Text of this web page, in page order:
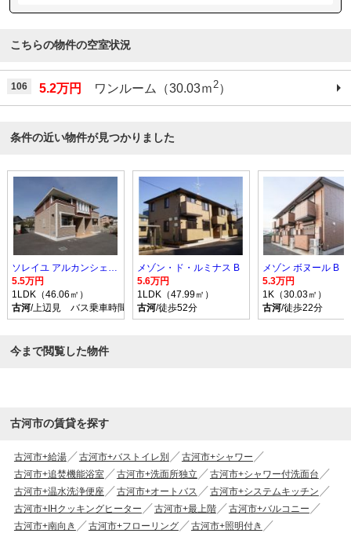
こちらの物件の空室状況
106 5.2万円 ワンルーム（30.03ｍ2）
条件の近い物件が見つかりました
ソレイユ アルカンシェル Ｂ
5.5万円
1LDK（46.06㎡）
古河/上辺見 バス乗車時間10分 停歩9分
メゾン・ド・ルミナス B
5.6万円
1LDK（47.99㎡）
古河/徒歩52分
メゾン ボヌール B
5.3万円
1K（30.03㎡）
古河/徒歩22分
今まで閲覧した物件
古河市の賃貸を探す
古河市+給湯 古河市+バストイレ別
古河市+シャワー
古河市+追焚機能浴室
古河市+洗面所独立
古河市+シャワー付洗面台
古河市+温水洗浄便座
古河市+オートバス
古河市+システムキッチン
古河市+IHクッキングヒーター
古河市+最上階
古河市+バルコニー
古河市+南向き
古河市+フローリング
古河市+照明付き